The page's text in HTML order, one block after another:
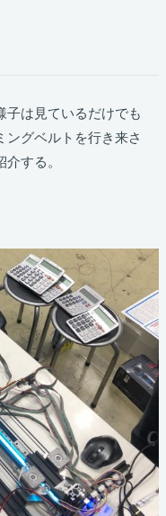
子は見ているだけでも
グベルトを行き来さ
する。